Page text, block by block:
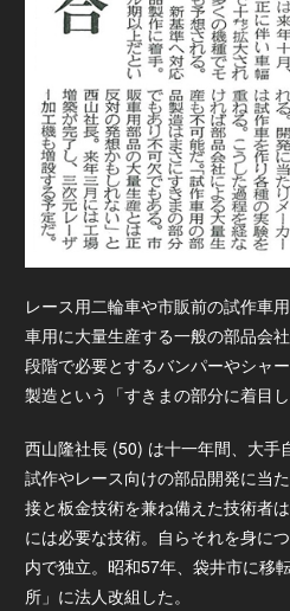
レース用二輪車や市販前の試作車
車用に大量生産する一般の部品会
段階で必要とするバンパーやシャ
製造という「すきまの部分に着目し
西山隆社長 (50) は十一年間、大手
試作やレース向けの部品開発に当
接と板金技術を兼ね備えた技術者
には必要な技術。自らそれを身に
内で独立。昭和57年、袋井市に移
所」に法人改組した。